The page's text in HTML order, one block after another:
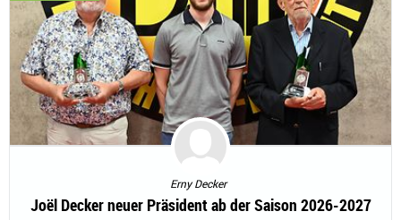
Erny Decker
Joël Decker neuer Präsident ab der Saison 2026-2027